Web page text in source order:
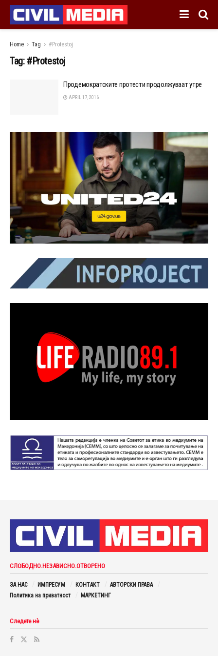
Home Tag #Protestoj
Tag: #Protestoj
Продемократските протести продолжуваат утре
APRIL 17, 2016
СЛОБОДНО.НЕЗАВИСНО.ОТВОРЕНО
ЗА НАС ИМПРЕСУМ КОНТАКТ
АВТОРСКИ ПРАВА
Политика на приватност
МАРКЕТИНГ
Следете нè